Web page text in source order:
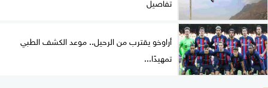
أراوخو يقترب من الرحيل.. موعد الكشف الطبي
تمهيدًا...